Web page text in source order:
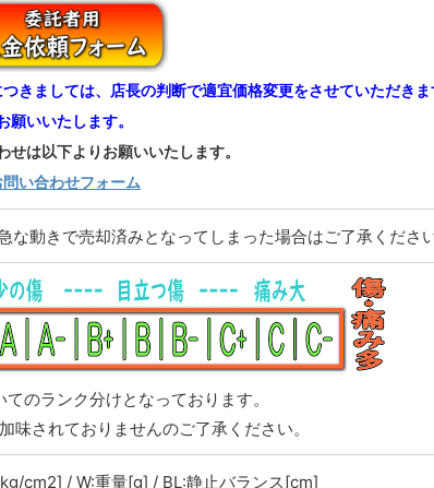
きましては、店長の判断で適宜価格変更をさせていただきま
願いいたします。
せは以下よりお願いいたします。
問い合わせフォーム
な動きで売却済みとなってしまった場合はご了承ください
のランク分けとなっております。
味されておりませんのご了承ください。
cm2] / W:重量[g] / BL:静止バランス[cm]